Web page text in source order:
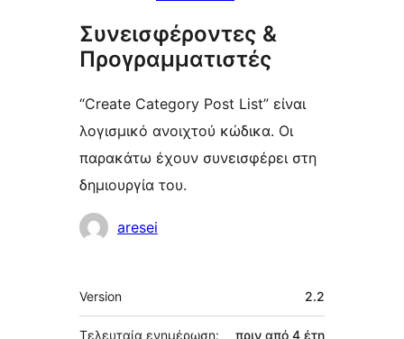
Συνεισφέροντες &
Προγραμματιστές
“Create Category Post List” είναι
λογισμικό ανοιχτού κώδικα. Οι
παρακάτω έχουν συνεισφέρει στη
δημιουργία του.
Συντελεστές
aresei
Μεταστοιχεία
Version 2.2
Τελευταία ενημέρωση: πριν από 4 έτη